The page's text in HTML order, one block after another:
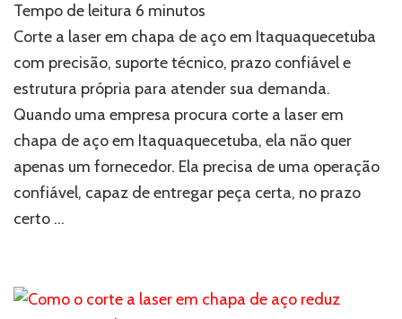
laser
Tempo de leitura 6 minutos
Corte a laser em chapa de aço em Itaquaquecetuba
com precisão, suporte técnico, prazo confiável e
estrutura própria para atender sua demanda.
Quando uma empresa procura corte a laser em
chapa de aço em Itaquaquecetuba, ela não quer
apenas um fornecedor. Ela precisa de uma operação
confiável, capaz de entregar peça certa, no prazo
certo …